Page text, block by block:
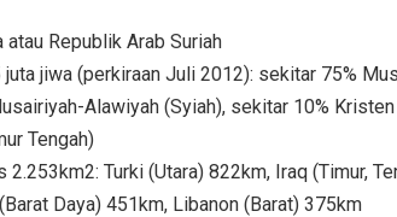
atau Republik Arab Suriah
jiwa (perkiraan Juli 2012): sekitar 75%
Alawiyah (Syiah), sekitar 10%
Tengah)
2.253km2: Turki (Utara) 822km, Iraq (Timur,
Daya) 451km, Libanon (Barat) 375km